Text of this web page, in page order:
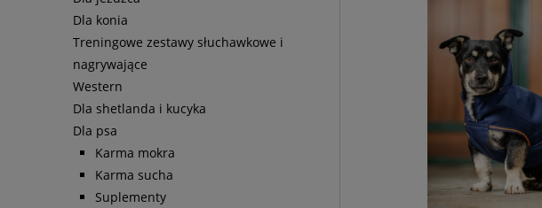
Dla konia
Treningowe zestawy słuchawkowe i
nagrywające
Western
Dla shetlanda i kucyka
Dla psa
Karma mokra
Karma sucha
Suplementy